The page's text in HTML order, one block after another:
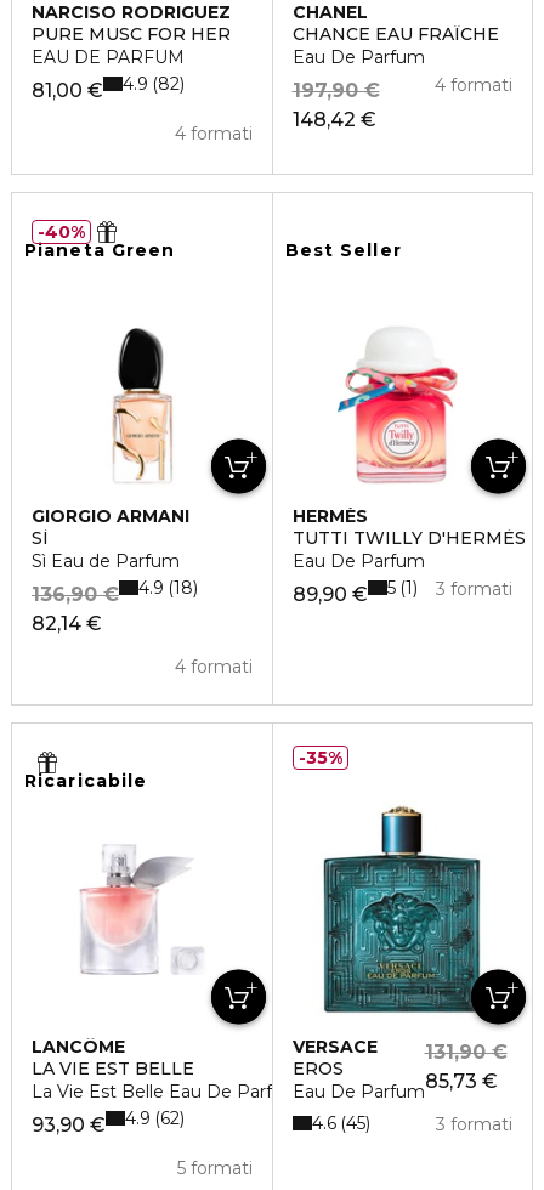
NARCISO RODRIGUEZ
PURE MUSC FOR HER
EAU DE PARFUM
81,00 €
4 formati
4.9 82
CHANEL
CHANCE EAU FRAÎCHE
Eau De Parfum
148,42 €
197,90 € 4 formati
Pianeta Green
GIORGIO ARMANI
SÌ
Sì Eau de Parfum
82,14 €
136,90 €
4 formati
4.9 18
40%
Best Seller
HERMÈS
TUTTI TWILLY D'HERMÈS
Eau De Parfum
89,90 € 3 formati
5 1
Ricaricabile
LANCÔME
LA VIE EST BELLE
La Vie Est Belle Eau De Parfum
93,90 €
5 formati
4.9 62
VERSACE
EROS
Eau De Parfum85,73 €
131,90 €
3 formati
4.6 45
35%